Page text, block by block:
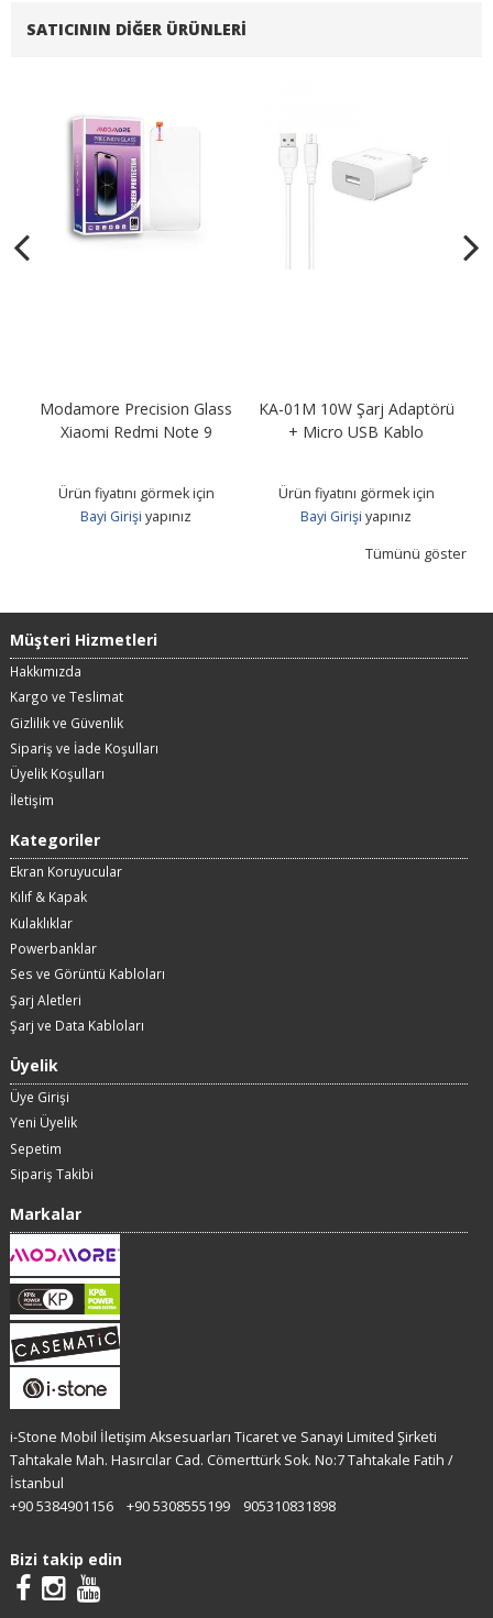
SATICININ DIĞER ÜRÜNLERI
Modamore Precision Glass
Xiaomi Redmi Note 9
Ürün fiyatını görmek için
Bayi Girişi yapınız
KA-01M 10W Şarj Adaptörü
+ Micro USB Kablo
Ürün fiyatını görmek için
Bayi Girişi yapınız
Tümünü göster
Müşteri Hizmetleri
Hakkımızda
Kargo ve Teslimat
Gizlilik ve Güvenlik
Sipariş ve İade Koşulları
Üyelik Koşulları
İletişim
Kategoriler
Ekran Koruyucular
Kılıf & Kapak
Kulaklıklar
Powerbanklar
Ses ve Görüntü Kabloları
Şarj Aletleri
Şarj ve Data Kabloları
Üyelik
Üye Girişi
Yeni Üyelik
Sepetim
Sipariş Takibi
Markalar
i-Stone Mobil İletişim Aksesuarları Ticaret ve Sanayi Limited Şirketi
Tahtakale Mah. Hasırcılar Cad. Cömerttürk Sok. No:7 Tahtakale Fatih /
İstanbul
+90 5384901156
+90 5308555199 905310831898
Bizi takip edin